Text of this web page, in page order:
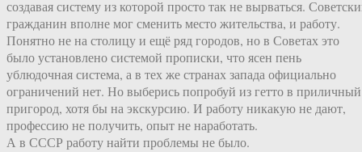
создавая систему из которой просто так не вырваться.
гражданин вполне мог сменить место жительства, и работу.
Понятно не на столицу и ещё ряд городов, но в Советах это
было установлено системой прописки, что ясен пень
ублюдочная система, а в тех же странах запада официально
ограничений нет. Но выберись попробуй из гетто в приличный
пригород, хотя бы на экскурсию. И работу никакую не дают,
профессию не получить, опыт не наработать.
А в СССР работу найти проблемы не было.